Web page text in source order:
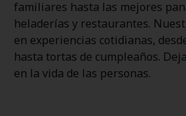
familiares hasta las mejores
heladerías y restaurantes.
en experiencias cotidianas,
hasta tortas de cumpleaños.
en la vida de las personas.